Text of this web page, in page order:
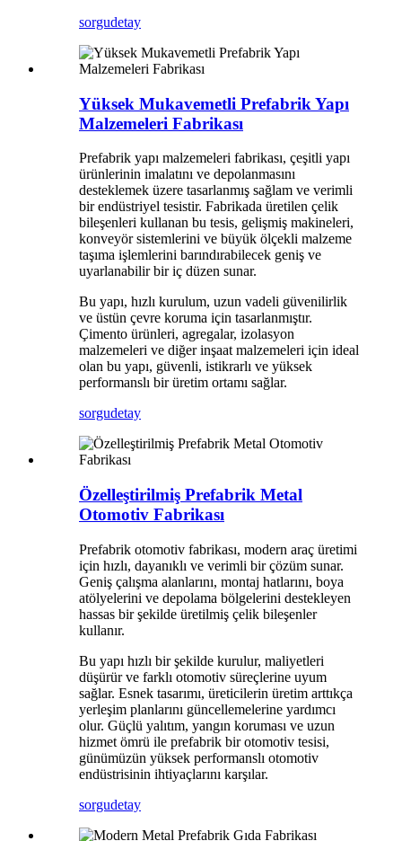
sorgudetay
Yüksek Mukavemetli Prefabrik Yapı
Malzemeleri Fabrikası
Prefabrik yapı malzemeleri fabrikası, çeşitli yapı
ürünlerinin imalatını ve depolanmasını
desteklemek üzere tasarlanmış sağlam ve verimli
bir endüstriyel tesistir. Fabrikada üretilen çelik
bileşenleri kullanan bu tesis, gelişmiş makineleri,
konveyör sistemlerini ve büyük ölçekli malzeme
taşıma işlemlerini barındırabilecek geniş ve
uyarlanabilir bir iç düzen sunar.
Bu yapı, hızlı kurulum, uzun vadeli güvenilirlik
ve üstün çevre koruma için tasarlanmıştır.
Çimento ürünleri, agregalar, izolasyon
malzemeleri ve diğer inşaat malzemeleri için ideal
olan bu yapı, güvenli, istikrarlı ve yüksek
performanslı bir üretim ortamı sağlar.
sorgudetay
Özelleştirilmiş Prefabrik Metal
Otomotiv Fabrikası
Prefabrik otomotiv fabrikası, modern araç üretimi
için hızlı, dayanıklı ve verimli bir çözüm sunar.
Geniş çalışma alanlarını, montaj hatlarını, boya
atölyelerini ve depolama bölgelerini destekleyen
hassas bir şekilde üretilmiş çelik bileşenler
kullanır.
Bu yapı hızlı bir şekilde kurulur, maliyetleri
düşürür ve farklı otomotiv süreçlerine uyum
sağlar. Esnek tasarımı, üreticilerin üretim arttıkça
yerleşim planlarını güncellemelerine yardımcı
olur. Güçlü yalıtım, yangın koruması ve uzun
hizmet ömrü ile prefabrik bir otomotiv tesisi,
günümüzün yüksek performanslı otomotiv
endüstrisinin ihtiyaçlarını karşılar.
sorgudetay